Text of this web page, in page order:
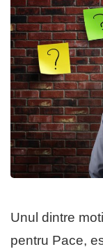
Unul dintre
pentru Pace,